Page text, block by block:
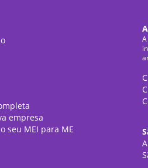
empresa
seu MEI para ME